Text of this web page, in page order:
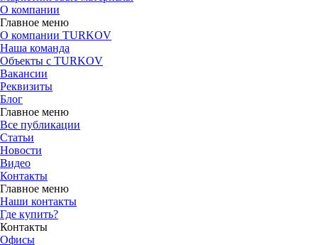
О компании
Главное меню
О компании TURKOV
Наша команда
Объекты с TURKOV
Вакансии
Реквизиты
Блог
Главное меню
Все публикации
Статьи
Новости
Видео
Контакты
Главное меню
Наши контакты
Где купить?
Контакты
Офисы